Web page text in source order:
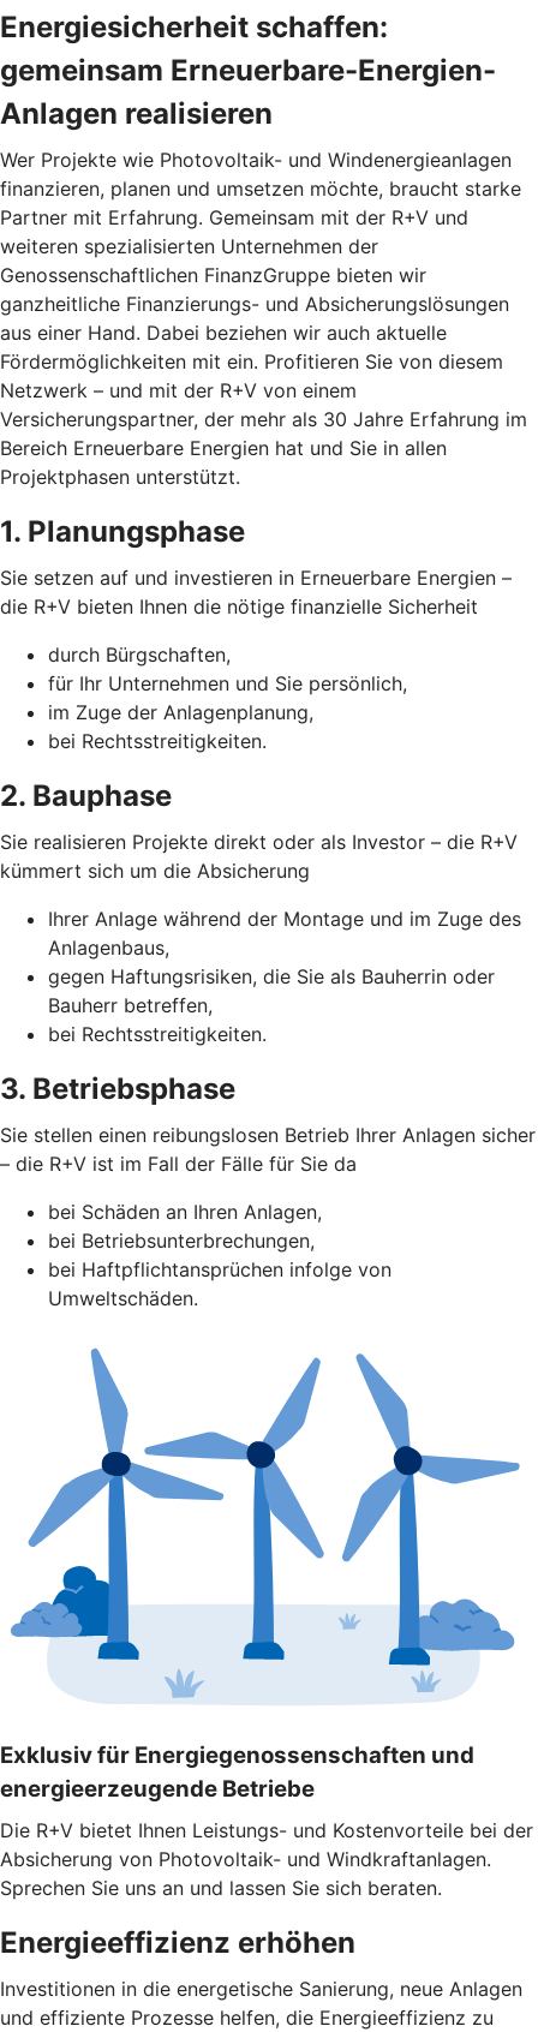
Energiesicherheit schaffen:
gemeinsam Erneuerbare-Energien-
Anlagen realisieren
Wer Projekte wie Photovoltaik- und Windenergieanlagen
finanzieren, planen und umsetzen möchte, braucht starke
Partner mit Erfahrung. Gemeinsam mit der R+V und
weiteren spezialisierten Unternehmen der
Genossenschaftlichen FinanzGruppe bieten wir
ganzheitliche Finanzierungs- und Absicherungslösungen
aus einer Hand. Dabei beziehen wir auch aktuelle
Fördermöglichkeiten mit ein. Profitieren Sie von diesem
Netzwerk – und mit der R+V von einem
Versicherungspartner, der mehr als 30 Jahre Erfahrung im
Bereich Erneuerbare Energien hat und Sie in allen
Projektphasen unterstützt.
1. Planungsphase
Sie setzen auf und investieren in Erneuerbare Energien –
die R+V bieten Ihnen die nötige finanzielle Sicherheit
durch Bürgschaften,
für Ihr Unternehmen und Sie persönlich,
im Zuge der Anlagenplanung,
bei Rechtsstreitigkeiten.
2. Bauphase
Sie realisieren Projekte direkt oder als Investor – die R+V
kümmert sich um die Absicherung
Ihrer Anlage während der Montage und im Zuge des
Anlagenbaus,
gegen Haftungsrisiken, die Sie als Bauherrin oder
Bauherr betreffen,
bei Rechtsstreitigkeiten.
3. Betriebsphase
Sie stellen einen reibungslosen Betrieb Ihrer Anlagen sicher
– die R+V ist im Fall der Fälle für Sie da
bei Schäden an Ihren Anlagen,
bei Betriebsunterbrechungen,
bei Haftpflichtansprüchen infolge von
Umweltschäden.
Exklusiv für Energiegenossenschaften und
energieerzeugende Betriebe
Die R+V bietet Ihnen Leistungs- und Kostenvorteile bei der
Absicherung von Photovoltaik- und Windkraftanlagen.
Sprechen Sie uns an und lassen Sie sich beraten.
Energieeffizienz erhöhen
Investitionen in die energetische Sanierung, neue Anlagen
und effiziente Prozesse helfen, die Energieeffizienz zu